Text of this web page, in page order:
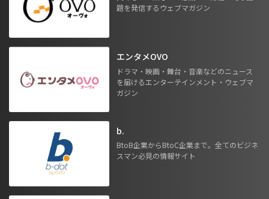
題を発信するウェブマガジン
エンタメOVO
ドラマ・映画・舞台・音楽などのニュース
を届けるエンターテインメント・ウェブマ
ガジン
b.
BtoB企業からBtoC企業まで。全てのビジネ
スマン必見の情報サイト